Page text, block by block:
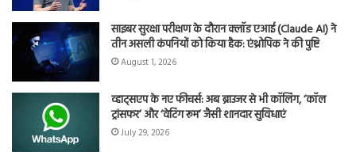
साइबर सुरक्षा परीक्षण के दौरान क्लॉड एआई (Claude AI) ने
तीन असली कंपनियों को किया हैक: एंथ्रोपिक ने की पुष्टि
August 1, 2026
व्हाट्सएप के नए फीचर्स: अब ब्राउजर से भी कॉलिंग, ‘कॉल
ट्रांसफर’ और ‘वेटिंग रूम’ जैसी शानदार सुविधाएं
July 29, 2026